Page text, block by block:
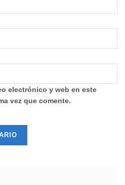
electrónico y web en este
vez que comente.